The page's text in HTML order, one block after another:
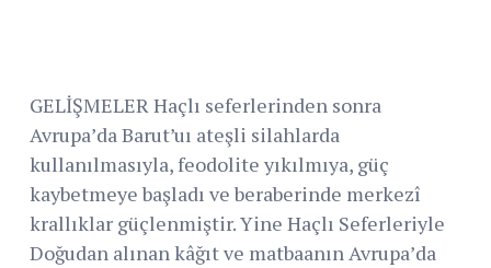
GELİŞMELER Haçlı seferlerinden sonra
Avrupa’da Barut’uı ateşli silahlarda
kullanılmasıyla, feodolite yıkılmıya, güç
kaybetmeye başladı ve beraberinde merkezî
krallıklar güçlenmiştir. Yine Haçlı Seferleriyle
Doğudan alınan kâğıt ve matbaanın Avrupa’da